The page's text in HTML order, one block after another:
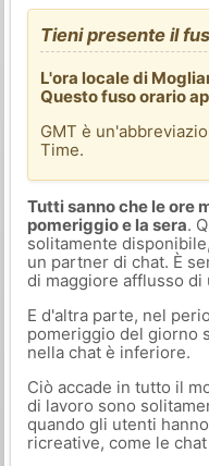
Tieni presente il
L'ora locale di
Questo fuso orario
GMT è
Time.
Tutti sanno che le ore
pomeriggio e la sera.
solitamente
un partner di chat. È
di maggiore afflusso
E d'altra parte, nel
pomeriggio del giorno
nella chat è inferiore.
Ciò accade in tutto il
di lavoro sono
quando gli utenti
ricreative, come le